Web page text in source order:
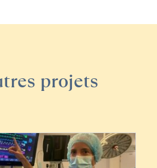
projets